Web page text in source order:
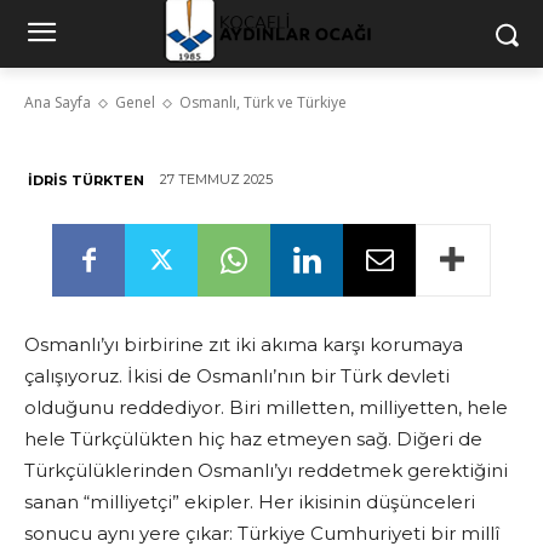
Ana Sayfa Genel Osmanlı, Türk ve Türkiye
Osmanlı, Türk ve Türkiye
İDRIS TÜRKTEN 27 TEMMUZ 2025
Osmanlı’yı birbirine zıt iki akıma karşı korumaya
çalışıyoruz. İkisi de Osmanlı’nın bir Türk devleti
olduğunu reddediyor. Biri milletten, milliyetten, hele
hele Türkçülükten hiç haz etmeyen sağ. Diğeri de
Türkçülüklerinden Osmanlı’yı reddetmek gerektiğini
sanan “milliyetçi” ekipler. Her ikisinin düşünceleri
sonucu aynı yere çıkar: Türkiye Cumhuriyeti bir millî